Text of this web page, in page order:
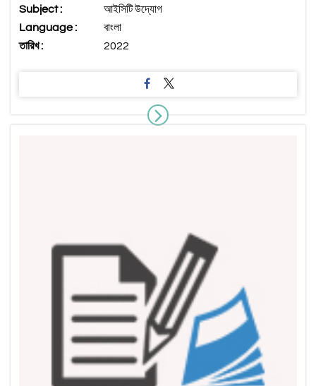
Subject :
আইসিটি উদ্যোগ
Language :
বাংলা
তারিখ :
2022